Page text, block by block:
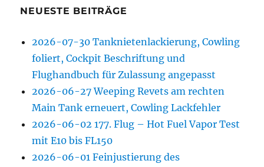
NEUESTE BEITRÄGE
2026-07-30 Tanknietenlackierung, Cowling
foliert, Cockpit Beschriftung und
Flughandbuch für Zulassung angepasst
2026-06-27 Weeping Revets am rechten
Main Tank erneuert, Cowling Lackfehler
2026-06-02 177. Flug – Hot Fuel Vapor Test
mit E10 bis FL150
2026-06-01 Feinjustierung des